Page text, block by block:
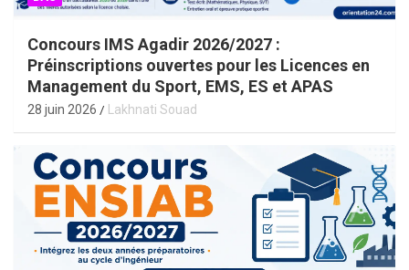
Concours IMS Agadir 2026/2027 :
Préinscriptions ouvertes pour les Licences en
Management du Sport, EMS, ES et APAS
28 juin 2026 Lakhnati Souad